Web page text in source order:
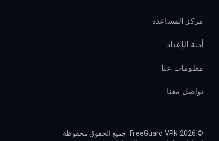
مركز المساعدة
أدلة الإعداد
معلومات عنا
تواصل معنا
© 2026 FreeGuard VPN. جميع الحقوق محفوظة.